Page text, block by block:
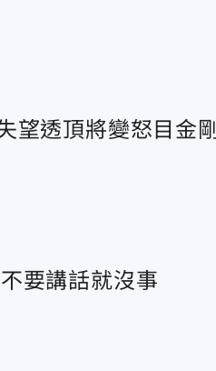
望透頂將變怒目金剛
要講話就沒事